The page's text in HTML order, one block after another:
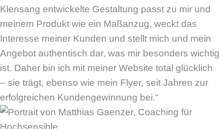
Klensang entwickelte Gestaltung passt zu mir und
meinem Produkt wie ein Maßanzug, weckt das
Interesse meiner Kunden und stellt mich und mein
Angebot authentisch dar, was mir besonders wichtig
ist. Daher bin ich mit meiner Website total glücklich
– sie trägt, ebenso wie mein Flyer, seit Jahren zur
erfolgreichen Kundengewinnung bei.“